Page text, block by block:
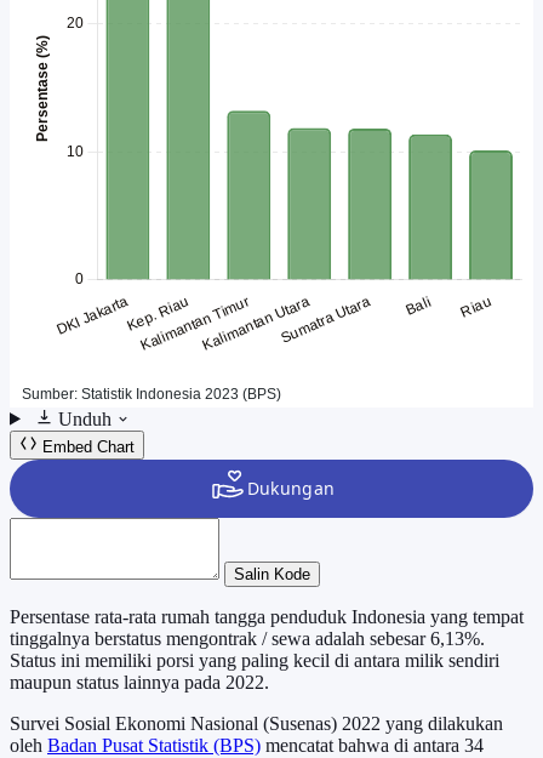
Unduh
Embed Chart
Salin Kode
Persentase rata-rata rumah tangga penduduk Indonesia yang tempat
tinggalnya berstatus mengontrak / sewa adalah sebesar 6,13%.
Status ini memiliki porsi yang paling kecil di antara milik sendiri
maupun status lainnya pada 2022.
Survei Sosial Ekonomi Nasional (Susenas) 2022 yang dilakukan
oleh Badan Pusat Statistik (BPS) mencatat bahwa di antara 34